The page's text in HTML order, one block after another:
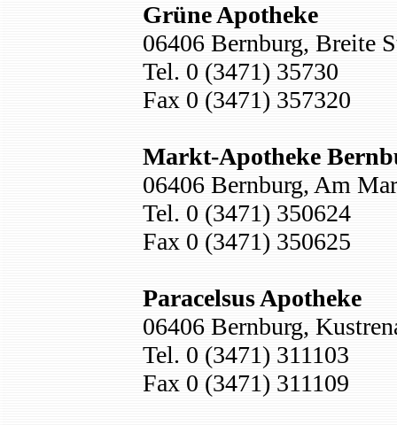
Grüne Apotheke
06406 Bernburg, Breite
Tel. 0 (3471) 35730
Fax 0 (3471) 357320
Markt-Apotheke
06406 Bernburg, Am
Tel. 0 (3471) 350624
Fax 0 (3471) 350625
Paracelsus Apotheke
06406 Bernburg,
Tel. 0 (3471) 311103
Fax 0 (3471) 311109